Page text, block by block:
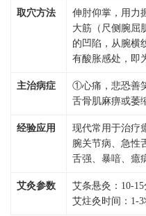
取穴方法
伸肘仰掌，用力
大筋（尺侧腕屈
的凹陷，从腕横
有酸胀感处，即
主治病症
①心痛，悲恐善
舌骨肌麻痹或萎
经验应用
现代常用于治疗
腕关节病、急性
舌强、暴喑、癔
艾灸参数
艾条悬灸：10-15
艾炷灸时间：1-3